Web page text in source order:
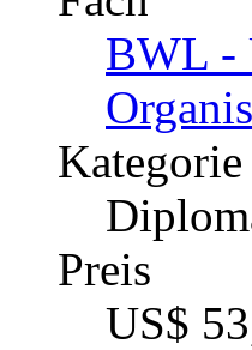
BWL -
Kategorie
Preis
US$